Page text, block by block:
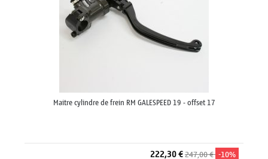
Maitre cylindre de frein RM GALESPEED 19 - offset 17
222,30 €247,00 € -10%